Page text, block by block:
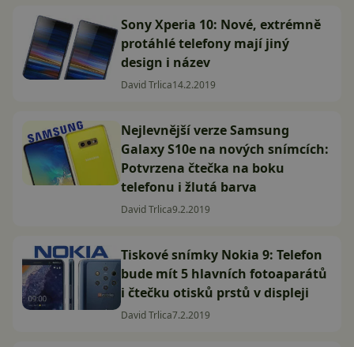
Sony Xperia 10: Nové, extrémně
protáhlé telefony mají jiný
design i název
David Trlica14.2.2019
Nejlevnější verze Samsung
Galaxy S10e na nových snímcích:
Potvrzena čtečka na boku
telefonu i žlutá barva
David Trlica9.2.2019
Tiskové snímky Nokia 9: Telefon
bude mít 5 hlavních fotoaparátů
i čtečku otisků prstů v displeji
David Trlica7.2.2019